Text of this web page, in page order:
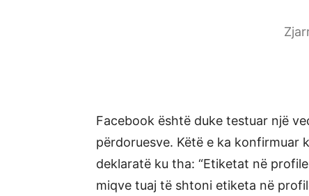
Facebook është duke testuar një
përdoruesve. Këtë e ka konfirmuar
deklaratë ku tha: “Etiketat në
miqve tuaj të shtoni etiketa në